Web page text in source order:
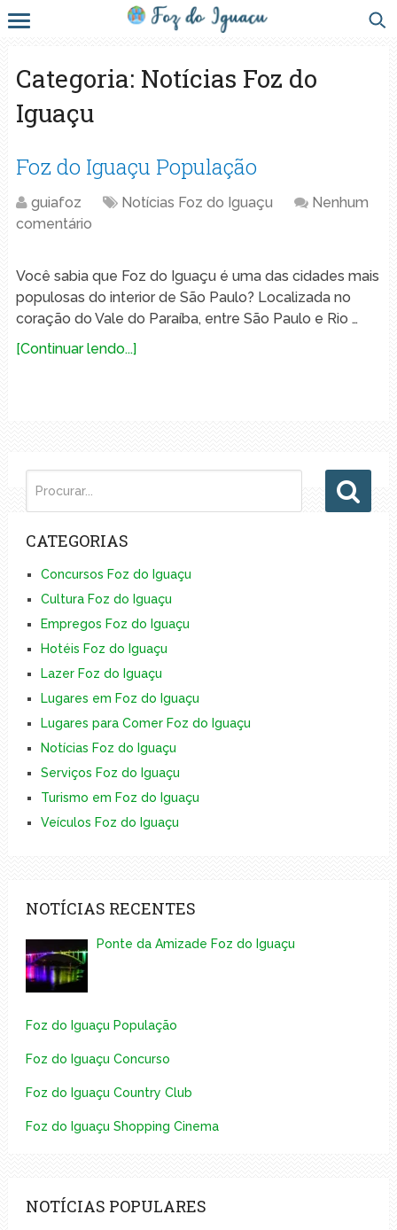
Categoria: Notícias Foz do
Iguaçu
Foz do Iguaçu População
guiafoz Notícias Foz do Iguaçu
Nenhum
comentário
Você sabia que Foz do Iguaçu é uma das cidades mais
populosas do interior de São Paulo? Localizada no
coração do Vale do Paraíba, entre São Paulo e Rio …
[Continuar lendo...]
CATEGORIAS
Concursos Foz do Iguaçu
Cultura Foz do Iguaçu
Empregos Foz do Iguaçu
Hotéis Foz do Iguaçu
Lazer Foz do Iguaçu
Lugares em Foz do Iguaçu
Lugares para Comer Foz do Iguaçu
Notícias Foz do Iguaçu
Serviços Foz do Iguaçu
Turismo em Foz do Iguaçu
Veículos Foz do Iguaçu
NOTÍCIAS RECENTES
Ponte da Amizade Foz do Iguaçu
Foz do Iguaçu População
Foz do Iguaçu Concurso
Foz do Iguaçu Country Club
Foz do Iguaçu Shopping Cinema
NOTÍCIAS POPULARES